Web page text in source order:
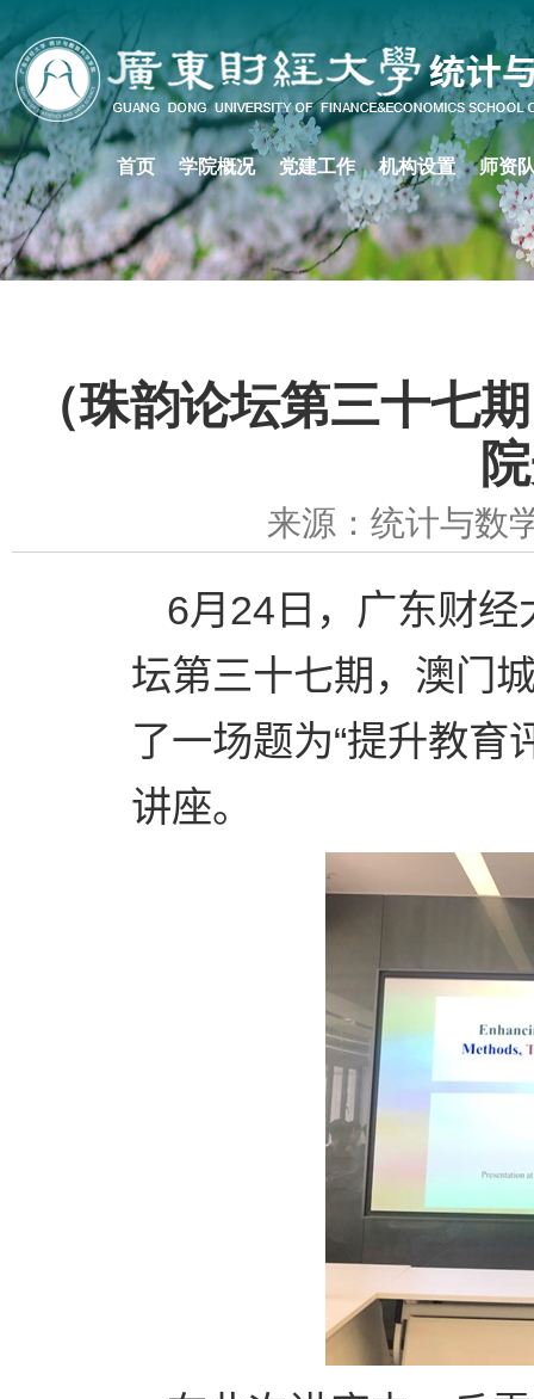
首页 学院概况 党建工作 机构设置 师资
（珠韵论坛第三十七
来源：统计与数
6月 24 日，广东财
坛第三十七期，澳门
了一场题为“提升教育
讲座。